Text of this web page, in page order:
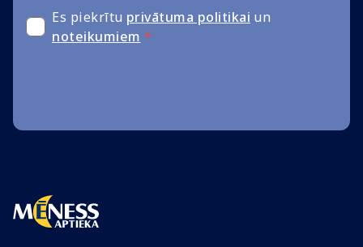
Es piekrītu privātuma politikai un
noteikumiem *